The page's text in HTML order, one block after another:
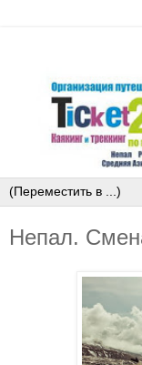
Непал.